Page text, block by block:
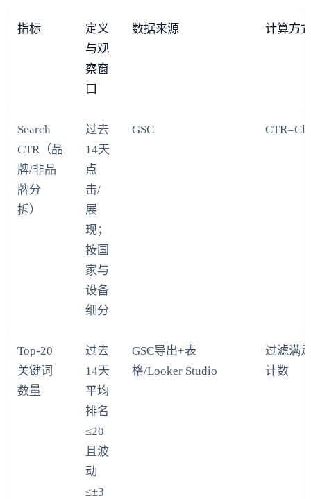
指标
定义
与观
察窗
口
数据来源 计算方
Search
CTR（品
牌/非品
牌分
拆）
过去
14天
点
击/
展
现；
按国
家与
设备
细分
GSC
Top-20
关键词
数量
过去
14天
平均
排名
≤20
且波
动
≤±3
GSC导出+表
格/Looker Studio
过滤满
计数